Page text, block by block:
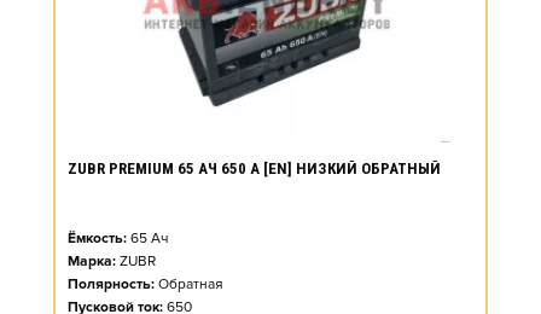
ZUBR PREMIUM 65 АЧ 650 А [EN] НИЗКИЙ ОБРАТНЫЙ
Ёмкость: 65 Ач
Марка: ZUBR
Полярность: Обратная
Пусковой ток: 650